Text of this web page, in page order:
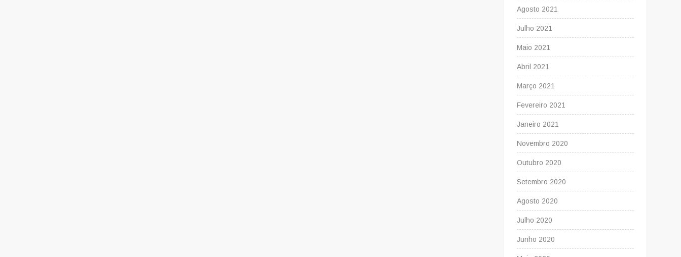
Agosto 2021
Julho 2021
Maio 2021
Abril 2021
Março 2021
Fevereiro 2021
Janeiro 2021
Novembro 2020
Outubro 2020
Setembro 2020
Agosto 2020
Julho 2020
Junho 2020